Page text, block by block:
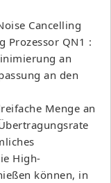
Cancelling
Prozessor QN1 :
an
an den
Menge an
High-
können, in